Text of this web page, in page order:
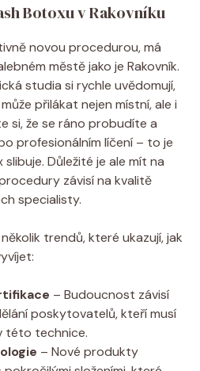
Botoxu v Rakovníku
novou procedurou, má
městě jako je Rakovník.
studia si rychle uvědomují,
přilákat nejen místní, ale i
si, že se ráno probudíte a
profesionálním líčení – to je
Důležité je ale mít na
závisí na kvalitě
specialisty.
trendů, které ukazují, jak
– Budoucnost závisí
poskytovatelů, kteří musí
této technice.
– Nové produkty